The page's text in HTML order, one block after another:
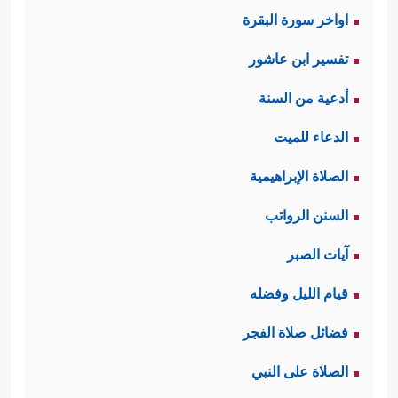
تَصۡدِیقَ ٱلَّذِی بَیۡنَ یَدَیۡهِ
وَتَفۡصِیلَ كُلِّ شَیۡءࣲ
وَهُدࣰى وَرَحۡمَةࣰ لِّقَوۡمࣲ
ثانيًا: أن اختلاف
الناس بين مؤمنٍ
وكافرٍ ومصدّقٍ
ومكذّبٍ سيبقى ما
بقي الإنسان، وهذا
اواخر سورة البقرة
تفسير ابن عاشور
أدعية من السنة
الدعاء للميت
الصلاة الإبراهيمية
السنن الرواتب
آيات الصبر
قيام الليل وفضله
فضائل صلاة الفجر
الصلاة على النبي